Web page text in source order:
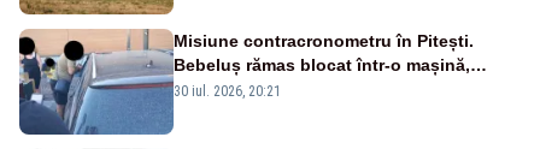
Misiune contracronometru în Pitești.
Bebeluș rămas blocat într-o mașină,
salvat în doar 11 minute
30 iul. 2026, 20:21